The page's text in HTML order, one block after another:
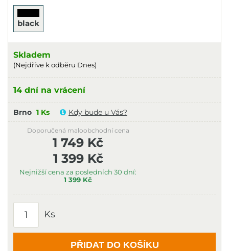
black
Skladem
(Nejdříve k odběru Dnes)
14 dní na vrácení
Brno 1 Ks Kdy bude u Vás?
1 399 Kč
Nejnižší cena za posledních 30 dní:
1 399 Kč
Doporučená maloobchodní cena
1 749 Kč
Ks
PŘIDAT DO KOŠÍKU